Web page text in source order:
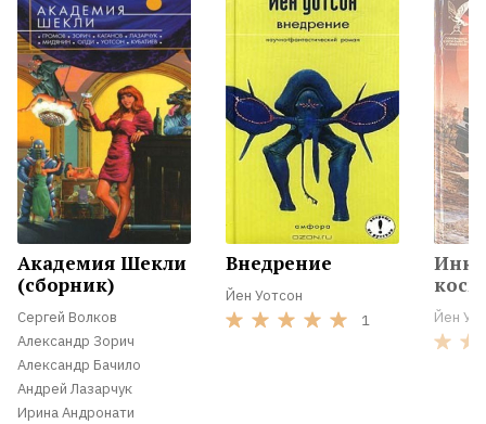
Коллекции
Академия Шекли
(сборник)
Сергей Волков
Александр Зорич
Александр Бачило
Андрей Лазарчук
Ирина Андронати
Внедрение
Йен Уотсон
1
Йен